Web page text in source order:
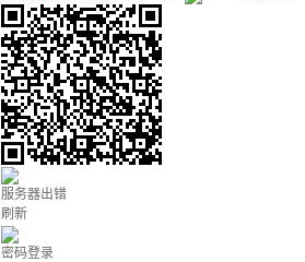
服务器出错
刷新
密码登录